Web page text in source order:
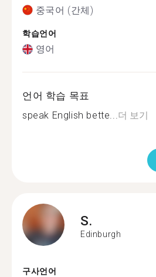
중국어 (간체)
학습언어
영어
언어 학습 목표
speak English bette...더 보기
S.
Edinburgh
구사언어